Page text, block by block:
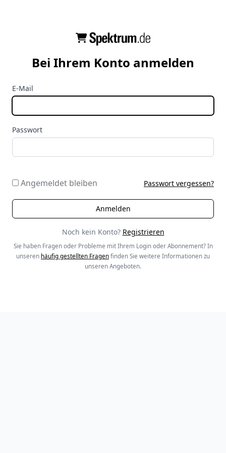
Bei Ihrem Konto anmelden
E-Mail
Passwort
Angemeldet bleiben Passwort vergessen?
Noch kein Konto? Registrieren
Sie haben Fragen oder Probleme mit Ihrem Login oder Abonnement? In
unseren häufig gestellten Fragen finden Sie weitere Informationen zu
unseren Angeboten.